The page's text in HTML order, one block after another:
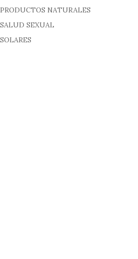
PRODUCTOS NATURALES
SALUD SEXUAL
SOLARES